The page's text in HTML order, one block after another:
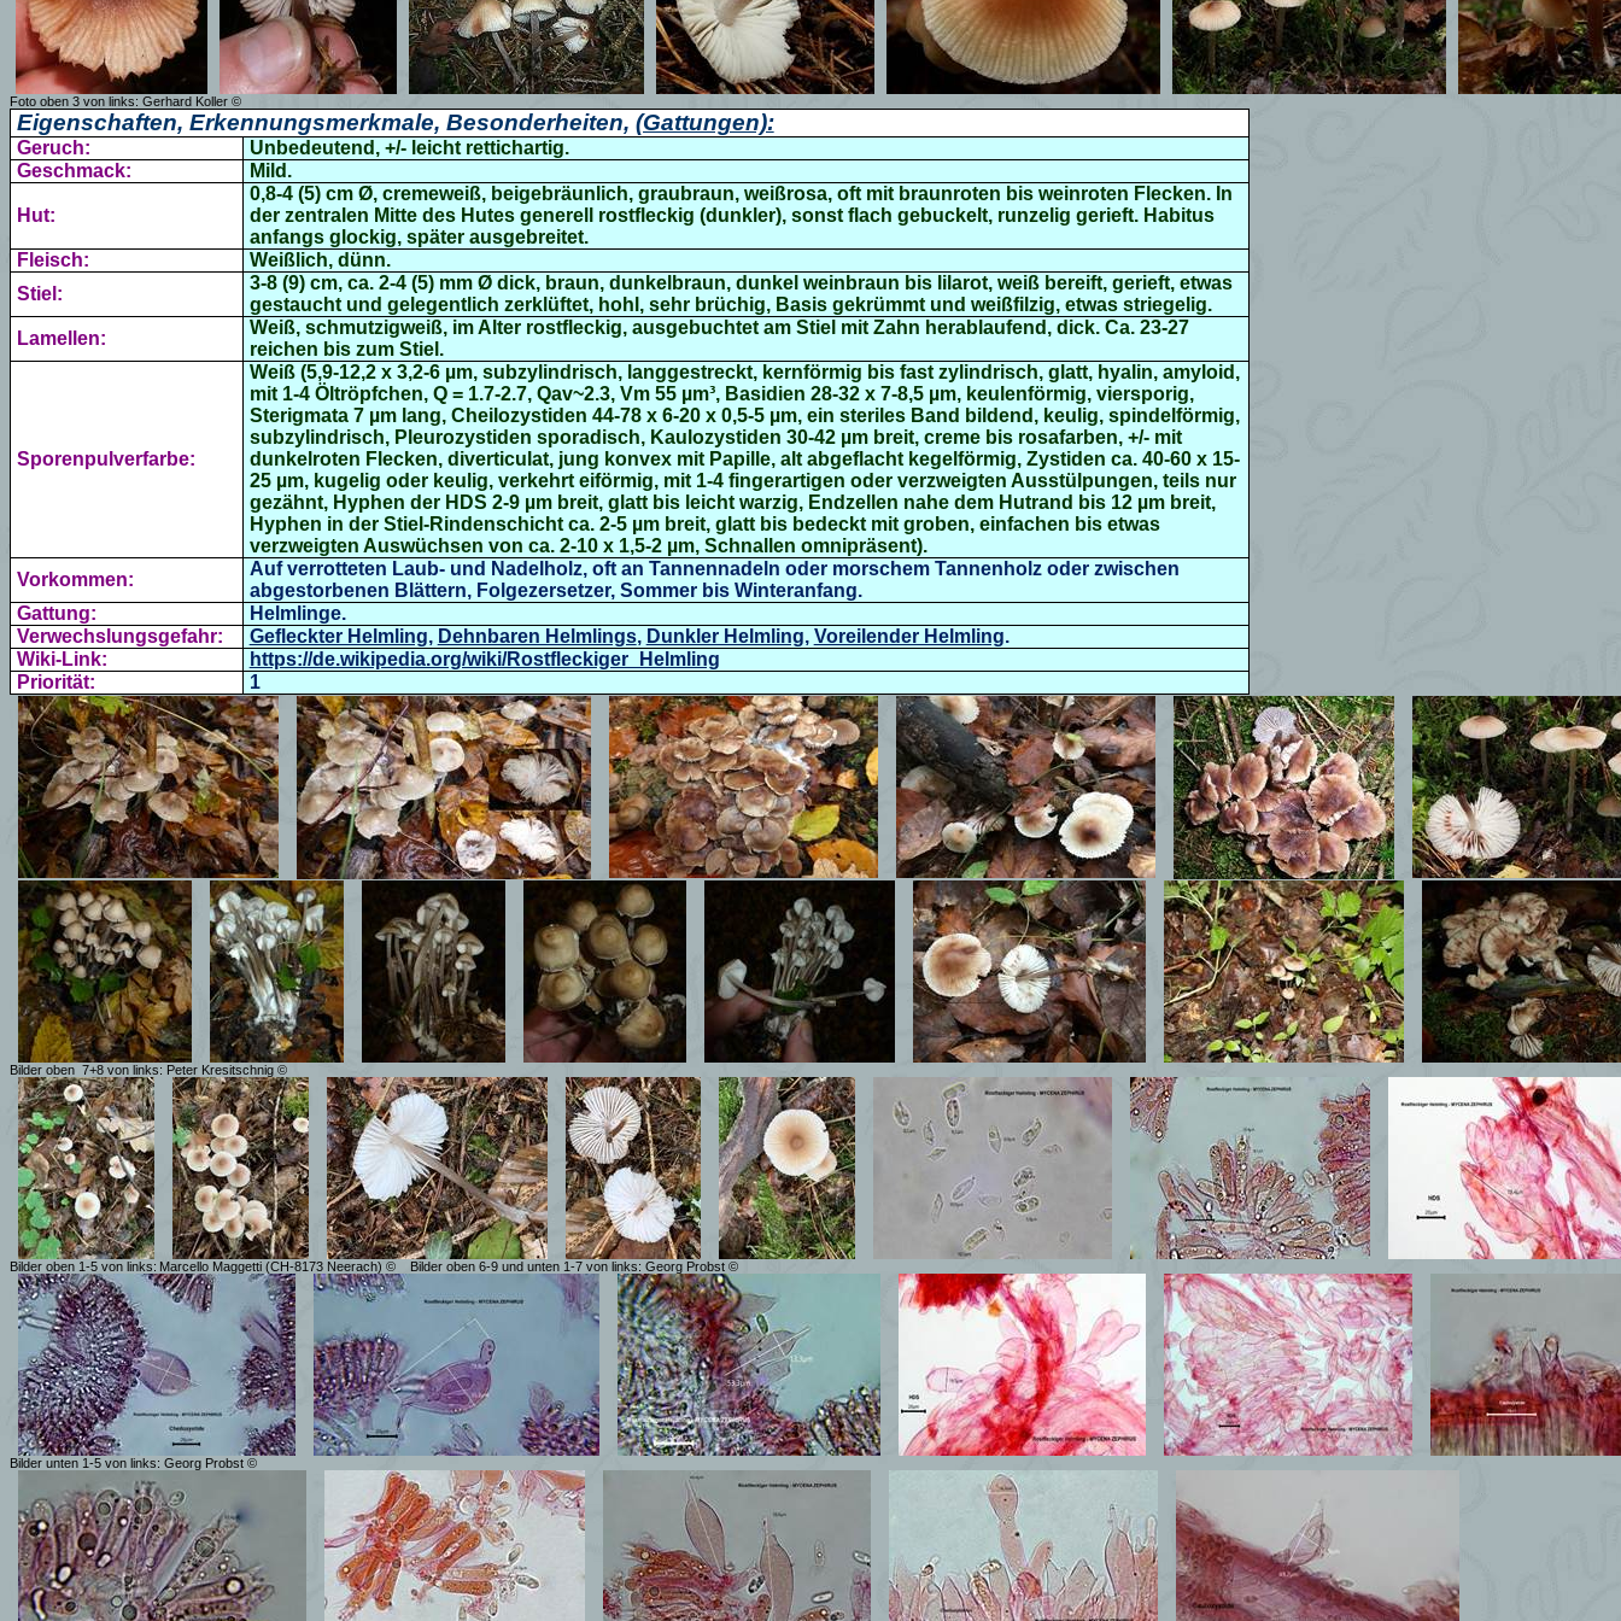
Foto oben 3 von links: Gerhard Koller ©
Eigenschaften, Erkennungsmerkmale, Besonderheiten, (Gattungen):
Geruch:
Unbedeutend, +/- leicht rettichartig.
Geschmack:
Mild.
Hut:
0,8-4 (5) cm Ø, cremeweiß, beigebräunlich, graubraun, weißrosa, oft mit braunroten bis weinroten Flecken. In
der zentralen Mitte des Hutes generell rostfleckig (dunkler), sonst flach gebuckelt, runzelig gerieft. Habitus
anfangs glockig, später ausgebreitet.
Fleisch:
Weißlich, dünn.
Stiel:
3-8 (9) cm, ca. 2-4 (5) mm Ø dick, braun, dunkelbraun, dunkel weinbraun bis lilarot, weiß bereift, gerieft, etwas
gestaucht und gelegentlich zerklüftet, hohl, sehr brüchig, Basis gekrümmt und weißfilzig, etwas striegelig.
Lamellen:
Weiß, schmutzigweiß, im Alter rostfleckig, ausgebuchtet am Stiel mit Zahn herablaufend, dick. Ca. 23-27
reichen bis zum Stiel.
Sporenpulverfarbe:
Weiß (5,9-12,2 x 3,2-6 µm, subzylindrisch, langgestreckt, kernförmig bis fast zylindrisch, glatt, hyalin, amyloid,
mit 1-4 Öltröpfchen,Q = 1.7-2.7, Qav~2.3, Vm 55 µm³, Basidien 28-32 x 7-8,5 µm, keulenförmig, viersporig,
Sterigmata 7 µm lang, Cheilozystiden 44-78 x 6-20 x 0,5-5 µm, ein steriles Band bildend, keulig, spindelförmig,
subzylindrisch, Pleurozystiden sporadisch, Kaulozystiden 30-42 µm breit, creme bis rosafarben, +/- mit
dunkelroten Flecken, diverticulat, jung konvex mit Papille, alt abgeflacht kegelförmig, Zystiden ca. 40-60 x 15-
25 µm,kugelig oder keulig, verkehrt eiförmig, mit 1-4 fingerartigen oder verzweigten Ausstülpungen, teils nur
gezähnt, Hyphen der HDS 2-9 µm breit, glatt bis leicht warzig, Endzellen nahe dem Hutrand bis 12 µm breit,
Hyphen in der Stiel-Rindenschicht ca. 2-5 µm breit, glatt bis bedeckt mit groben, einfachen bis etwas
verzweigten Auswüchsen von ca. 2-10 x 1,5-2 µm, Schnallen omnipräsent).
Vorkommen:
Auf verrotteten Laub- und Nadelholz, oft an Tannennadeln oder morschem Tannenholz oder zwischen
abgestorbenen Blättern,Folgezersetzer, Sommer bis Winteranfang.
Gattung:
Helmlinge.
Verwechslungsgefahr:
Gefleckter Helmling, Dehnbaren Helmlings, Dunkler Helmling, Voreilender Helmling.
Wiki-Link:
https://de.wikipedia.org/wiki/Rostfleckiger_Helmling
Priorität:
1
Bilder oben 7+8 von links: Peter Kresitschnig ©
Bilder oben 1-5 von links: Marcello Maggetti (CH-8173 Neerach) © Bilder oben 6-9 und unten 1-7 von links: Georg Probst ©
Bilder unten 1-5 von links: Georg Probst ©